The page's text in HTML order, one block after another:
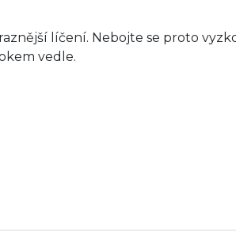
líčení. Nebojte se proto
vedle.